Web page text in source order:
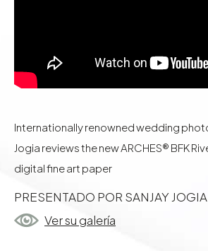
Internationally renowned wedding
Jogia reviews the new ARCHES® BFK
digital fine art paper
PRESENTADO POR SANJAY
Ver su galería